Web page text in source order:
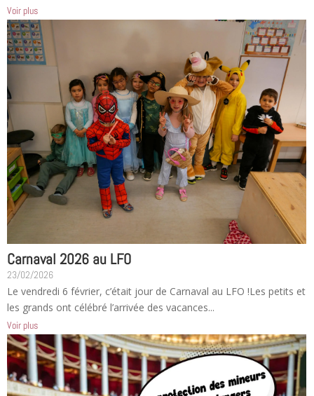
Voir plus
Carnaval 2026 au LFO
23/02/2026
Le vendredi 6 février, c’était jour de Carnaval au LFO !Les petits et
les grands ont célébré l’arrivée des vacances...
Voir plus